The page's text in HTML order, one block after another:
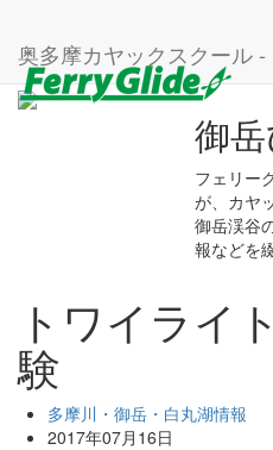
奥多摩カヤックスクール
トワイライトカヤック体験
御
フェリー
が、カヤ
御岳渓谷
報などを
トワイライ
験
多摩川・御岳・白丸湖情報
2017年07月16日